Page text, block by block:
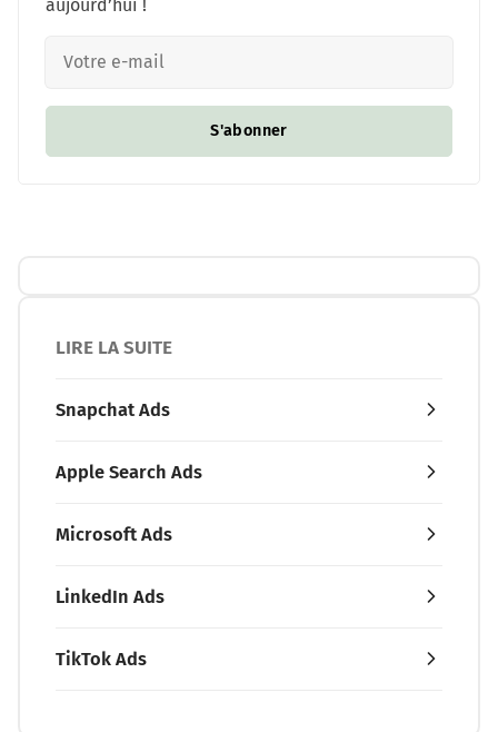
aujourd’hui !
S'abonner
LIRE LA SUITE
Snapchat Ads
Apple Search Ads
Microsoft Ads
LinkedIn Ads
TikTok Ads